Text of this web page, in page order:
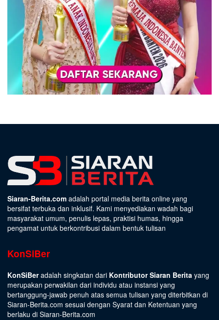
Siaran-Berita.com adalah portal media berita online yang
bersifat terbuka dan inklusif. Kami menyediakan wadah bagi
masyarakat umum, penulis lepas, praktisi humas, hingga
pengamat untuk berkontribusi dalam bentuk tulisan
KonSiBer
KonSiBeradalah singkatan dari Kontributor Siaran Berita yang
merupakan perwakilan dari individu atau instansi yang
bertanggung-jawab penuh atas semua tulisan yang diterbitkan di
Siaran-Berita.com sesuai dengan Syarat dan Ketentuan yang
berlaku di Siaran-Berita.com